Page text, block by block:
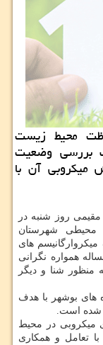
محیط زیست
بررسی وضعیت
میكروبی آن با
روز شنبه در
شهرستان
میكروارگانیسم های
همواره نگرانی
منظور شنا و دیگر
های بوشهر با هدف
شده است.
میكروبی در محیط
تعامل و همكاری